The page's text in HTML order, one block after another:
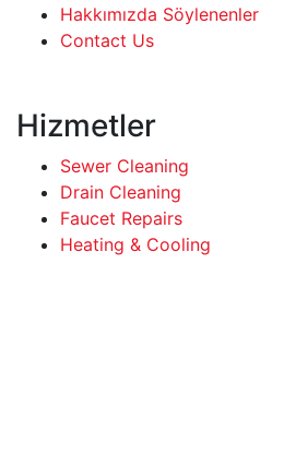
Hakkımızda Söylenenler
Contact Us
Hizmetler
Sewer Cleaning
Drain Cleaning
Faucet Repairs
Heating & Cooling